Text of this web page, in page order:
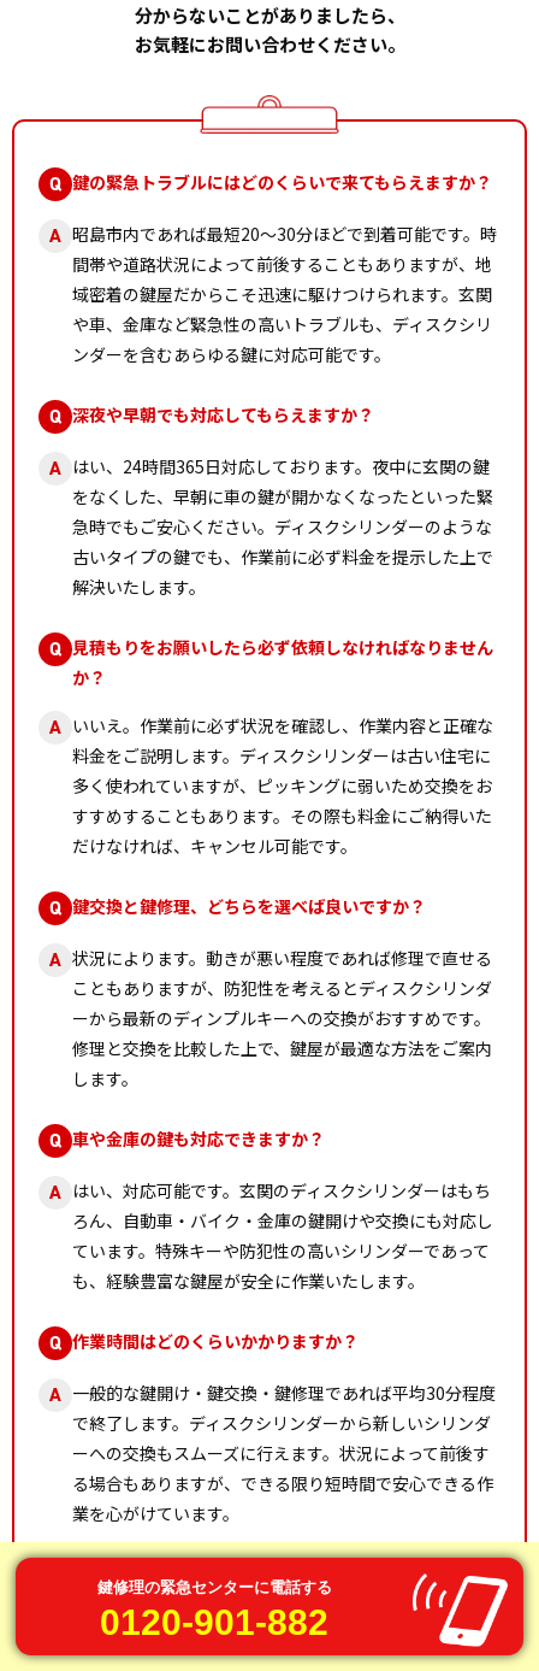
分からないことがありましたら、
お気軽にお問い合わせください。
Q 鍵の緊急トラブルにはどのくらいで来てもらえますか？
A 昭島市内であれば最短20〜30分ほどで到着可能です。時
間帯や道路状況によって前後することもありますが、地
域密着の鍵屋だからこそ迅速に駆けつけられます。玄関
や車、金庫など緊急性の高いトラブルも、ディスクシリ
ンダーを含むあらゆる鍵に対応可能です。
Q 深夜や早朝でも対応してもらえますか？
A はい、24時間365日対応しております。夜中に玄関の鍵
をなくした、早朝に車の鍵が開かなくなったといった緊
急時でもご安心ください。ディスクシリンダーのような
古いタイプの鍵でも、作業前に必ず料金を提示した上で
解決いたします。
Q 見積もりをお願いしたら必ず依頼しなければなりません
か？
A いいえ。作業前に必ず状況を確認し、作業内容と正確な
料金をご説明します。ディスクシリンダーは古い住宅に
多く使われていますが、ピッキングに弱いため交換をお
すすめすることもあります。その際も料金にご納得いた
だけなければ、キャンセル可能です。
Q 鍵交換と鍵修理、どちらを選べば良いですか？
A 状況によります。動きが悪い程度であれば修理で直せる
こともありますが、防犯性を考えるとディスクシリンダ
ーから最新のディンプルキーへの交換がおすすめです。
修理と交換を比較した上で、鍵屋が最適な方法をご案内
します。
Q 車や金庫の鍵も対応できますか？
A はい、対応可能です。玄関のディスクシリンダーはもち
ろん、自動車・バイク・金庫の鍵開けや交換にも対応し
ています。特殊キーや防犯性の高いシリンダーであって
も、経験豊富な鍵屋が安全に作業いたします。
Q 作業時間はどのくらいかかりますか？
A 一般的な鍵開け・鍵交換・鍵修理であれば平均30分程度
で終了します。ディスクシリンダーから新しいシリンダ
ーへの交換もスムーズに行えます。状況によって前後す
る場合もありますが、できる限り短時間で安心できる作
業を心がけています。
鍵修理の緊急センターに電話する
0120-901-882